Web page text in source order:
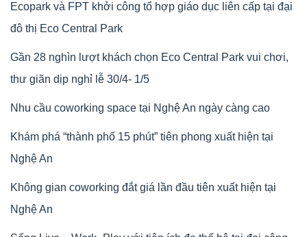
Ecopark và FPT khởi công tổ hợp giáo dục liên cấp tại đại
đô thị Eco Central Park
Gần 28 nghìn lượt khách chọn Eco Central Park vui chơi,
thư giãn dịp nghỉ lễ 30/4- 1/5
Nhu cầu coworking space tại Nghệ An ngày càng cao
Khám phá “thành phố 15 phút” tiên phong xuất hiện tại
Nghệ An
Không gian coworking đắt giá lần đầu tiên xuất hiện tại
Nghệ An